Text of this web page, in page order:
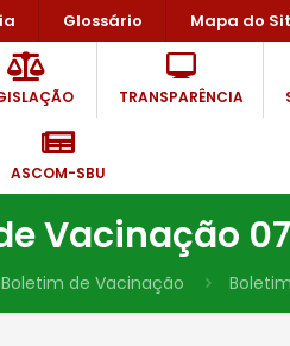
Glossário Mapa do
TRANSPARÊNCIA
ASCOM-SBU
Vacinação
Boletim de Vacinação